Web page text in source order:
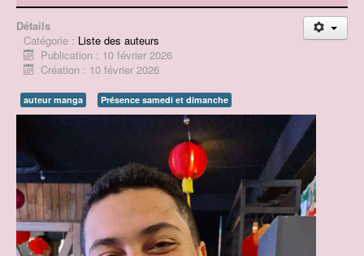
Cosplay
Présentation d'AncenisBD
Contact
Prix BD du Pays d'Ancenis
Concours de dessins
Détails
Catégorie : Liste des auteurs
Publication : 10 février 2026
Création : 10 février 2026
auteur manga Présence samedi et dimanche